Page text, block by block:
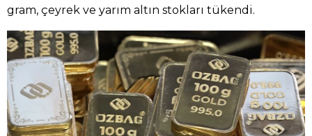
gram, çeyrek ve yarım altın stokları tükendi.